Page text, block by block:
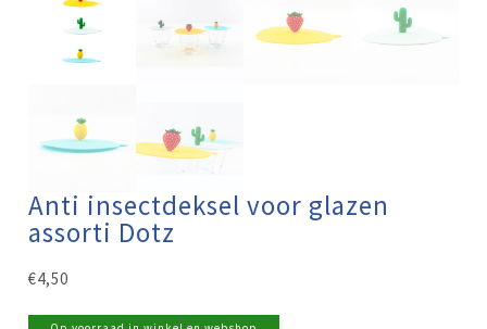
Anti insectdeksel voor glazen
assorti Dotz
€4,50